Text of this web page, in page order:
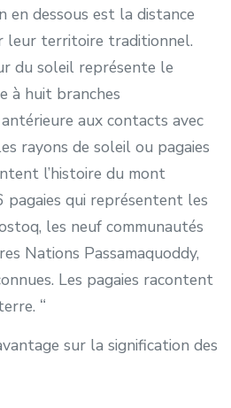
en dessous est la distance
leur territoire traditionnel.
du soleil représente le
à huit branches
aux contacts avec
rayons de soleil ou pagaies
l’histoire du mont
qui représentent les
les neuf communautés
Nations Passamaquoddy,
Les pagaies racontent
sur la signification des